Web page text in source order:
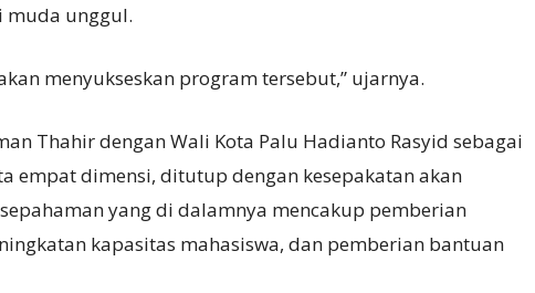
muda unggul.
menyukseskan program tersebut,” ujarnya.
Thahir dengan Wali Kota Palu Hadianto Rasyid sebagai
empat dimensi, ditutup dengan kesepakatan akan
yang di dalamnya mencakup pemberian
kapasitas mahasiswa, dan pemberian bantuan